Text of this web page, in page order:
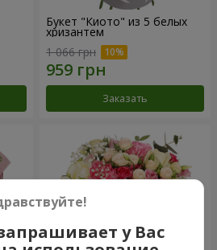
Букет "Киото" из 5 белых
хризантем
1 066 грн
Заказать
у Вас